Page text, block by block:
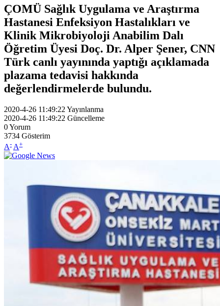
ÇOMÜ Sağlık Uygulama ve Araştırma
Hastanesi Enfeksiyon Hastalıkları ve
Klinik Mikrobiyoloji Anabilim Dalı
Öğretim Üyesi Doç. Dr. Alper Şener, CNN
Türk canlı yayınında yaptığı açıklamada
plazama tedavisi hakkında
değerlendirmelerde bulundu.
2020-4-26 11:49:22 Yayınlanma
2020-4-26 11:49:22 Güncelleme
0Yorum
3734 Gösterim
A- A+